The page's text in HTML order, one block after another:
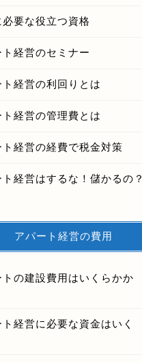
必要な役立つ資格
ト経営のセミナー
ト経営の利回りとは
ト経営の管理費とは
ト経営の経費で税金対策
ト経営はするな！儲かるの？
アパート経営の費用
トの建設費用はいくらかか
ト経営に必要な資金はいく